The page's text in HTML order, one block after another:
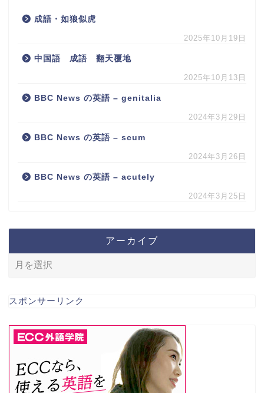
成語・如狼似虎
2025年10月19日
中国語 成語 翻天覆地
2025年10月13日
BBC News の英語 – genitalia
2024年3月29日
BBC News の英語 – scum
2024年3月26日
BBC News の英語 – acutely
2024年3月25日
アーカイブ
スポンサーリンク